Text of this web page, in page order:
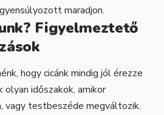
maradjon.
Figyelmeztető
hogy cicánk mindig jól érezze
időszakok, amikor
vagy testbeszéde megváltozik.